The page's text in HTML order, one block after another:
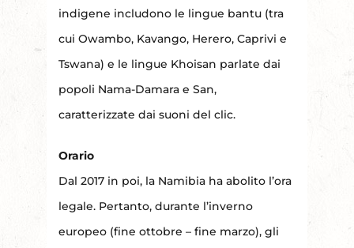
indigene includono le lingue bantu (tra
cui Owambo, Kavango, Herero, Caprivi e
Tswana) e le lingue Khoisan parlate dai
popoli Nama-Damara e San,
caratterizzate dai suoni del clic.
Orario
Dal 2017 in poi, la Namibia ha abolito l’ora
legale. Pertanto, durante l’inverno
europeo (fine ottobre – fine marzo), gli